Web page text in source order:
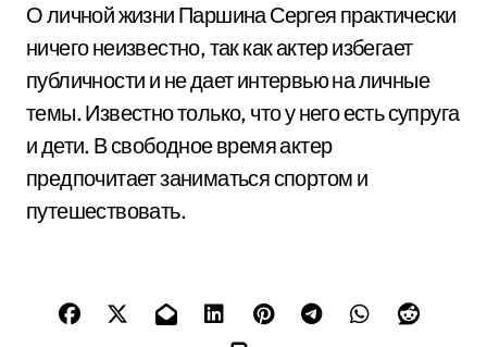
О личной жизни Паршина Сергея практически
ничего неизвестно, так как актер избегает
публичности и не дает интервью на личные
темы. Известно только, что у него есть супруга
и дети. В свободное время актер
предпочитает заниматься спортом и
путешествовать.